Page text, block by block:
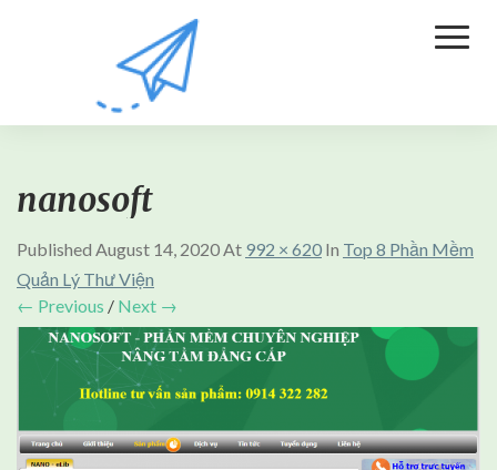
nanosoft
Published August 14, 2020At 992 × 620 In Top 8 Phần Mềm
Quản Lý Thư Viện
← Previous / Next →